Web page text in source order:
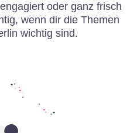
oder ganz frisch
wenn dir die Themen
wichtig sind.